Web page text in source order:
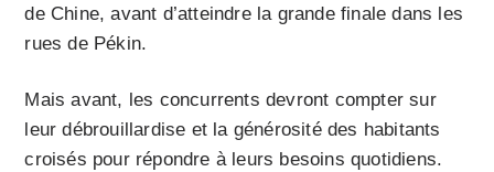
de Chine, avant d’atteindre la grande finale dans les
rues de Pékin.
Mais avant, les concurrents devront compter sur
leur débrouillardise et la générosité des habitants
croisés pour répondre à leurs besoins quotidiens.